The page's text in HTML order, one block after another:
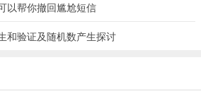
随机的组合方法，去体会不一样的人生。
以帮你撤回尴尬短信
和验证及随机数产生探讨